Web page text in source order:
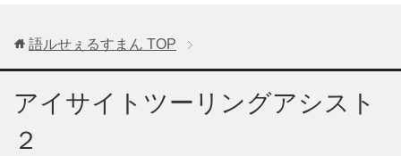
語ルせぇるすまん TOP
アイサイトツーリングアシスト
２